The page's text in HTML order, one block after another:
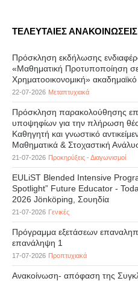
ΤΕΛΕΥΤΑΙΕΣ ΑΝΑΚΟΙΝΩΣΕΙΣ
Πρόσκληση εκδήλωσης
«Μαθηματική Προτυποποίηση σε
Χρηματοοικονομική»
22-07-2026 Μεταπτυχιακά
Πρόσκληση παρακολούθησης
υποψηφίων για την πλήρωση
Καθηγητή και γνωστικό
Μαθηματικά & Στοχαστική
21-07-2026 Προκηρύξεις - Διαγωνισμοί
EULiST Blended Intensive
Spotlight” Future Educator -
2026 Jönköping, Σουηδία
21-07-2026 Γενικές
Πρόγραμμα εξετάσεων
επανάληψη 1
17-07-2026 Προπτυχιακά
Ανακοίνωση- απόφαση της